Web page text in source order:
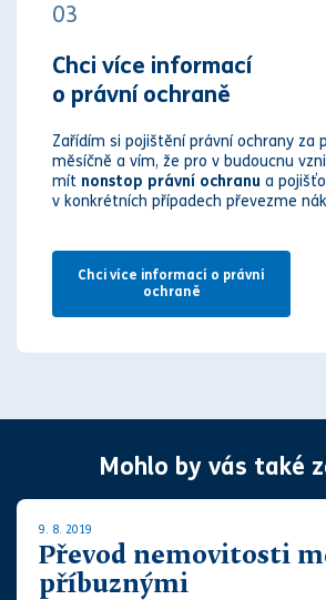
03
Chci více informací
o právní ochraně
Zařídím si pojištění právní ochrany za
měsíčně a vím, že pro v budoucnu
mít nonstop právní ochranu a
v konkrétních případech převezme
Chci více informací o právní
ochraně
Mohlo by vás také
9. 8. 2019
Převod nemovitosti
příbuznými